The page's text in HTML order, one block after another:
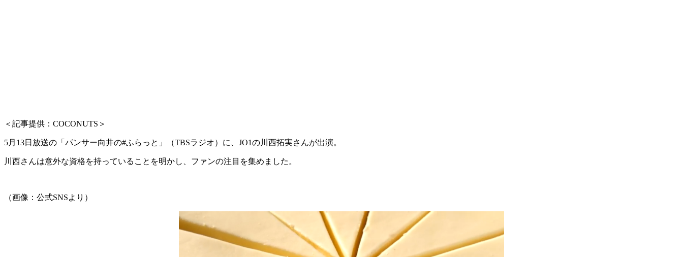
＜記事提供：COCONUTS＞
5月13日放送の「パンサー向井の#ふらっと」（TBSラジオ）に、JO1の川西拓実さんが出演。
川西さんは意外な資格を持っていることを明かし、ファンの注目を集めました。
（画像：公式SNSより）